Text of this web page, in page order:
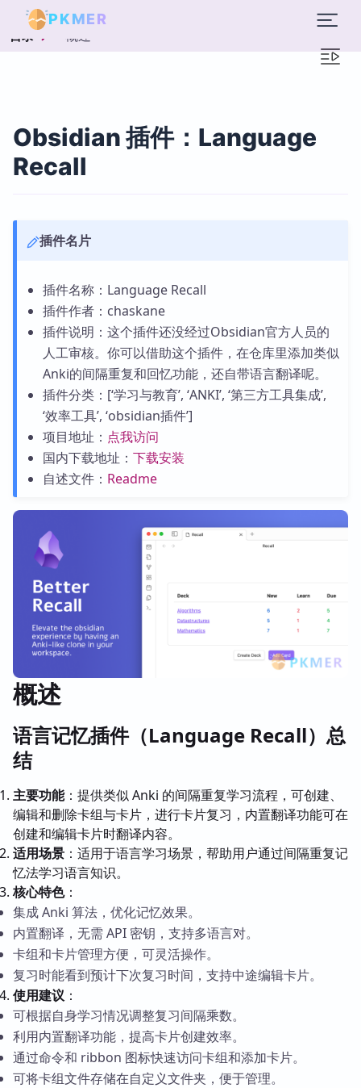
PKMER
目录 概述
Obsidian 插件：Language
Recall
插件名片
插件名称：Language Recall
插件作者：chaskane
插件说明：这个插件还没经过Obsidian官方人员的
人工审核。你可以借助这个插件，在仓库里添加类似
Anki的间隔重复和回忆功能，还自带语言翻译呢。
插件分类：[‘学习与教育’, ‘ANKI’, ‘第三方工具集成’,
‘效率工具’, ‘obsidian插件’]
项目地址： 点我访问
国内下载地址： 下载安装
自述文件： Readme
概述
语言记忆插件（Language Recall）总
结
主要功能：提供类似 Anki 的间隔重复学习流程，可创建、
编辑和删除卡组与卡片，进行卡片复习，内置翻译功能可在
创建和编辑卡片时翻译内容。
适用场景 ：适用于语言学习场景，帮助用户通过间隔重复记
忆法学习语言知识。
核心特色：
集成 Anki 算法，优化记忆效果。
内置翻译，无需 API 密钥，支持多语言对。
卡组和卡片管理方便，可灵活操作。
复习时能看到预计下次复习时间，支持中途编辑卡片。
使用建议 ：
可根据自身学习情况调整复习间隔乘数。
利用内置翻译功能，提高卡片创建效率。
通过命令和 ribbon 图标快速访问卡组和添加卡片。
可将卡组文件存储在自定义文件夹，便于管理。